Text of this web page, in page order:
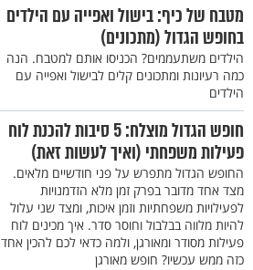
מטבח של כיף: בישול ואפייה עם הילדים
בחופש הגדול (מתכונים)
הילדים משתעממים? הכניסו אותם למטבח. הנה
כמה רעיונות ומתכונים קלים לבישול ואפייה עם
הילדים
חופש הגדול מוצלח: 5 סיבות להכנת לוח
פעילות משפחתי (ואיך לעשות זאת)
החופש הגדול מתפרש על פני חודשיים מלאים.
מצד אחד מדובר בפרק זמן מלא הזדמנויות
לפעילויות משפחתיות וזמן איכות, ומצד שני עלול
להיות מלווה בבלבול וחוסר סדר. איך מכינים לוח
פעילות מסודר ומאורגן, ולמה כדאי לכם להכין אחד
כזה ממש עכשיו? חופש מאורגן